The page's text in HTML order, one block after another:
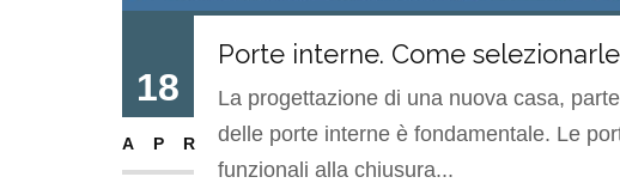
18
APR
Porte interne. Come
La progettazione di una nuova casa,
delle porte interne è fondamentale. Le
funzionali alla chiusura...